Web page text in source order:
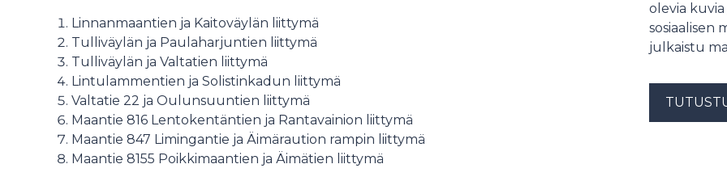
Linnanmaantien ja Kaitoväylän liittymä
Tulliväylän ja Paulaharjuntien liittymä
Tulliväylän ja Valtatien liittymä
Lintulammentien ja Solistinkadun liittymä
Valtatie 22 ja Oulunsuuntien liittymä
Maantie 816 Lentokentäntien ja Rantavainion liittymä
Maantie 847 Limingantie ja Äimäraution rampin liittymä
Maantie 8155 Poikkimaantien ja Äimätien liittymä
olevia
sosiaalisen
julkaistu